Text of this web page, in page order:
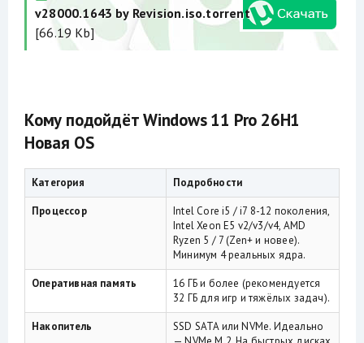
v28000.1643 by Revision.iso.torrent
[66.19 Kb]
Кому подойдёт Windows 11 Pro 26H1
Новая OS
Категория Подробности
Процессор
Intel Core i5 / i7 8-12 поколения,
Intel Xeon E5 v2/v3/v4, AMD
Ryzen 5 / 7 (Zen+ и новее).
Минимум 4 реальных ядра.
Оперативная память
16 ГБ и более (рекомендуется
32 ГБ для игр и тяжёлых задач).
Накопитель
SSD SATA или NVMe. Идеально